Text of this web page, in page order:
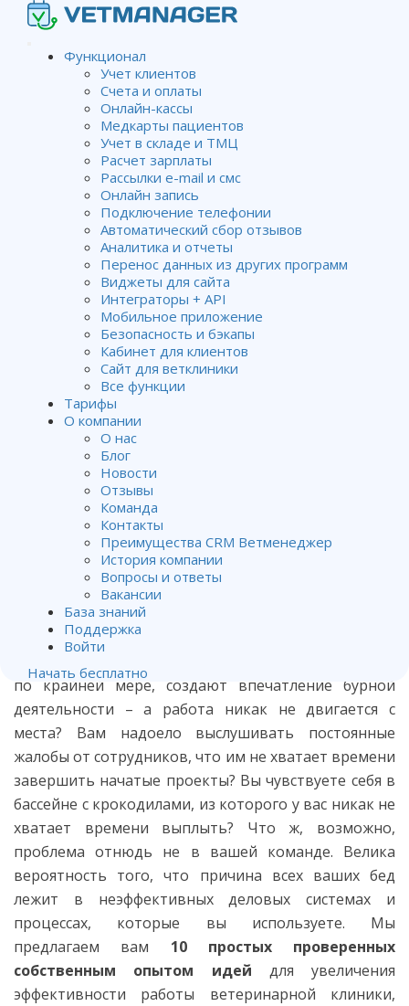
Функционал
Учет клиентов
Счета и оплаты
Онлайн-кассы
Медкарты пациентов
Учет в складе и ТМЦ
Расчет зарплаты
Рассылки e-mail и смс
Онлайн запись
Подключение телефонии
Автоматический сбор отзывов
Аналитика и отчеты
Перенос данных из других программ
Виджеты для сайта
Интеграторы + API
Мобильное приложение
Безопасность и бэкапы
Кабинет для клиентов
Сайт для ветклиники
Все функции
Тарифы
О компании
О нас
Блог
Новости
Отзывы
Команда
Контакты
Преимущества CRM Ветменеджер
История компании
Вопросы и ответы
Вакансии
База знаний
Поддержка
Войти
Начать бесплатно
10 способов сэкономить время в
ветеринарной клинике
Владимир Хубирьянц.
Опубликован 09.11.2016.
На сегодняшний день время – это деньги, и
ветеринарные клиники и их команды ощущают это
на себе, как никто другой. Мы предлагаем вам
несколько простых методов, которые помогут
увеличить эффективность
вернуть назад драгоценные потерянные минуты и
сосредоточиться на помощи животным, не тратя
время на ненужные мелочи.
Вы наверняка сталкивались с ситуацией, когда все
по крайней мере, создают впечатление бурной
деятельности – а работа никак не двигается с
места? Вам надоело выслушивать постоянные
жалобы от сотрудников, что им не хватает времени
завершить начатые проекты? Вы чувствуете себя в
бассейне с крокодилами, из которого у вас никак не
хватает времени выплыть? Что ж, возможно,
проблема отнюдь не в вашей команде. Велика
вероятность того, что причина всех ваших бед
лежит в неэффективных деловых системах и
процессах, которые вы используете. Мы
предлагаем вам 10 простых проверенных
собственным опытом идей для увеличения
эффективности работы ветеринарной клиники,